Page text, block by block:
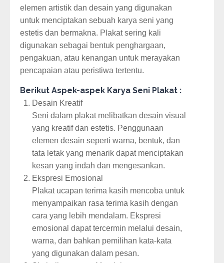
elemen artistik dan desain yang digunakan
untuk menciptakan sebuah karya seni yang
estetis dan bermakna. Plakat sering kali
digunakan sebagai bentuk penghargaan,
pengakuan, atau kenangan untuk merayakan
pencapaian atau peristiwa tertentu.
Berikut Aspek-aspek Karya Seni Plakat :
Desain Kreatif
Seni dalam plakat melibatkan desain visual
yang kreatif dan estetis. Penggunaan
elemen desain seperti warna, bentuk, dan
tata letak yang menarik dapat menciptakan
kesan yang indah dan mengesankan.
Ekspresi Emosional
Plakat ucapan terima kasih mencoba untuk
menyampaikan rasa terima kasih dengan
cara yang lebih mendalam. Ekspresi
emosional dapat tercermin melalui desain,
warna, dan bahkan pemilihan kata-kata
yang digunakan dalam pesan.